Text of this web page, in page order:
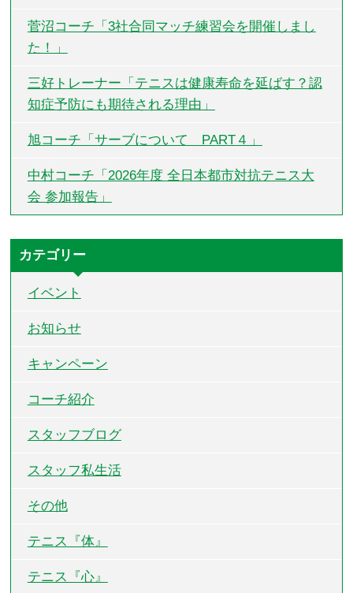
菅沼コーチ「3社合同マッチ練習会を開催しまし
た！」
三好トレーナー「テニスは健康寿命を延ばす？認
知症予防にも期待される理由」
旭コーチ「サーブについて PART４」
中村コーチ「2026年度 全日本都市対抗テニス大
会 参加報告」
カテゴリー
イベント
お知らせ
キャンペーン
コーチ紹介
スタッフブログ
スタッフ私生活
その他
テニス『体』
テニス『心』